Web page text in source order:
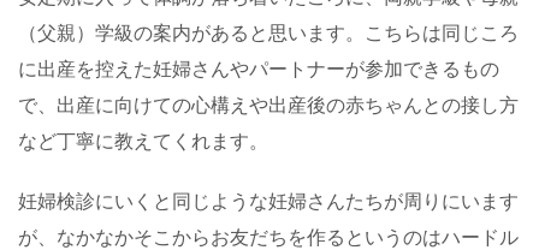
（父親）学級の案内があると思います。こちらは同じころ
に出産を控えた妊婦さんやパートナーが参加できるもの
で、出産に向けての心構えや出産後の赤ちゃんとの接し方
など丁寧に教えてくれます。
妊婦検診にいくと同じような妊婦さんたちが周りにいます
が、なかなかそこからお友だちを作るというのはハードル